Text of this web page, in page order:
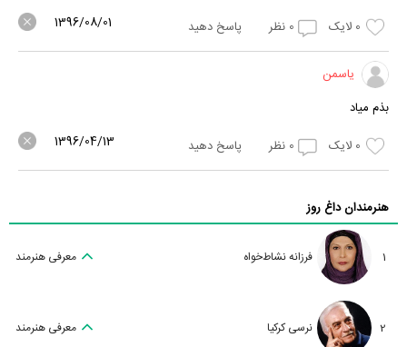
0 لایک 0 نظر پاسخ دهید 1396/08/01
یاسمن
بذم میاد
0 لایک 0 نظر پاسخ دهید 1396/04/13
هنرمندان داغ روز
1 فرزانه نشاط‌خواه معرفی هنرمند
2 نرسی کرکیا معرفی هنرمند